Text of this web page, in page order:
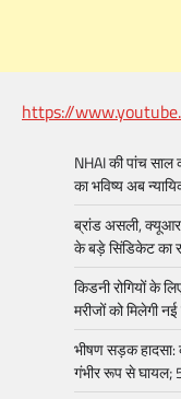
https://
NHAI की पांच साल
का भविष्य अब
ब्रांड असली,
के बड़े सिंडिकेट का
किडनी रोगियों के
मरीजों को मिलेगी
भीषण सड़क हादसा:
गंभीर रूप से घायल;